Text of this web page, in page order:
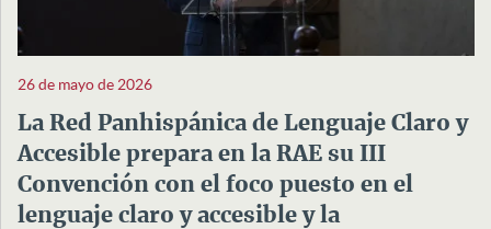
26 de mayo de 2026
La Red Panhispánica de Lenguaje Claro y
Accesible prepara en la RAE su III
Convención con el foco puesto en el
lenguaje claro y accesible y la